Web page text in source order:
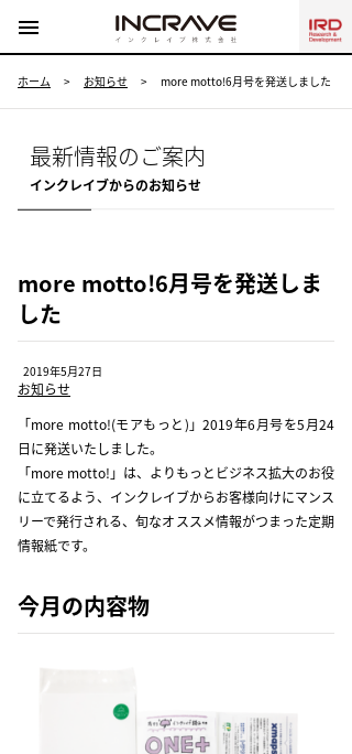
ホーム > お知らせ > more motto!6月号を発送しました
最新情報のご案内
インクレイブからのお知らせ
more motto!6月号を発送しま
した
2019年5月27日
お知らせ
「more motto!(モアもっと)」2019年6月号を5月24
日に発送いたしました。
「more motto!」は、よりもっとビジネス拡大のお役
に立てるよう、インクレイブからお客様向けにマンス
リーで発行される、旬なオススメ情報がつまった定期
情報紙です。
今月の内容物